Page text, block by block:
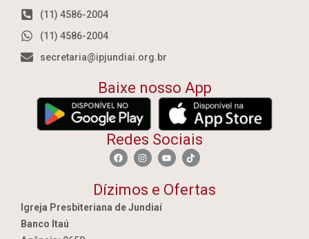
(11) 4586-2004
(11) 4586-2004
secretaria@ipjundiai.org.br
Baixe nosso App
Redes Sociais
Dízimos e Ofertas
Igreja Presbiteriana de Jundiaí
Banco Itaú